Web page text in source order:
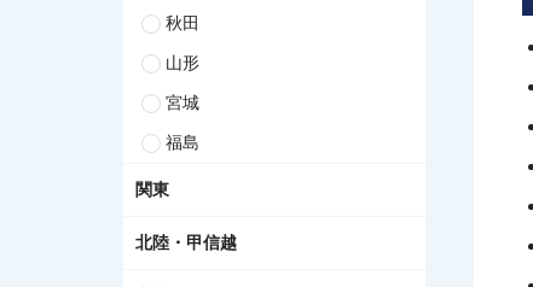
秋田
山形
宮城
福島
関東
北陸・甲信越